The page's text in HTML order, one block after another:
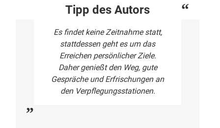
Tipp des Autors
Es findet keine Zeitnahme statt,
stattdessen geht es um das
Erreichen persönlicher Ziele.
Daher genießt den Weg, gute
Gespräche und Erfrischungen an
den Verpflegungsstationen.